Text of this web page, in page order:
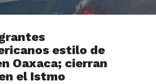
estilo de
Oaxaca; cierran
el Istmo